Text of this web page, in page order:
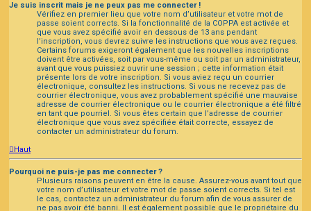
Je suis inscrit mais je ne peux pas me connecter !
Vérifiez en premier lieu que votre nom d’utilisateur et votre mot de
passe soient corrects. Si la fonctionnalité de la COPPA est activée et
que vous avez spécifié avoir en dessous de 13 ans pendant
l’inscription, vous devrez suivre les instructions que vous avez reçues.
Certains forums exigeront également que les nouvelles inscriptions
doivent être activées, soit par vous-même ou soit par un administrateur,
avant que vous puissiez ouvrir une session ; cette information était
présente lors de votre inscription. Si vous aviez reçu un courrier
électronique, consultez les instructions. Si vous ne recevez pas de
courrier électronique, vous avez probablement spécifié une mauvaise
adresse de courrier électronique ou le courrier électronique a été filtré
en tant que pourriel. Si vous êtes certain que l’adresse de courrier
électronique que vous avez spécifiée était correcte, essayez de
contacter un administrateur du forum.
Haut
Pourquoi ne puis-je pas me connecter ?
Plusieurs raisons peuvent en être la cause. Assurez-vous avant tout que
votre nom d’utilisateur et votre mot de passe soient corrects. Si tel est
le cas, contactez un administrateur du forum afin de vous assurer de
ne pas avoir été banni. Il est également possible que le propriétaire du